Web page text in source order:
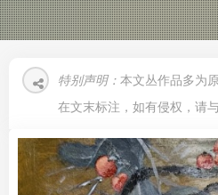
特别声明： 本文丛作品多为
在文末标注，如有侵权，请